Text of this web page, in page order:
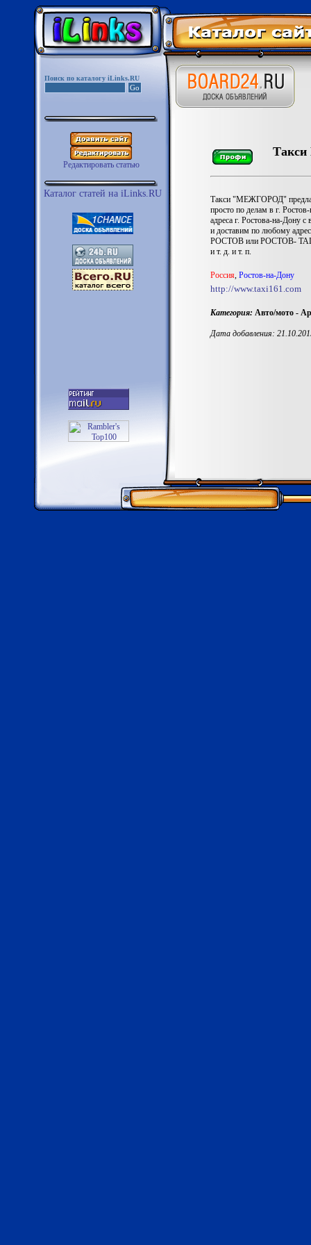
Поиск по каталогу iLinks.RU
Редактировать статью
Каталог статей на iLinks.RU
Такси
Такси "МЕЖГОРОД"
просто по делам в г.
адреса г. Ростова-на-
и доставим по любому
РОСТОВ или РОСТОВ-
и т. д. и т. п.
Россия, Ростов-на-Дону
http://www.taxi161.com
Категория: Авто/мото -
Дата добавления: